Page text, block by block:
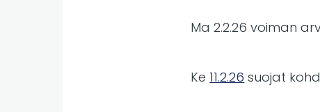
Ma 2.2.26 voiman
Ke 11.2.26 suojat